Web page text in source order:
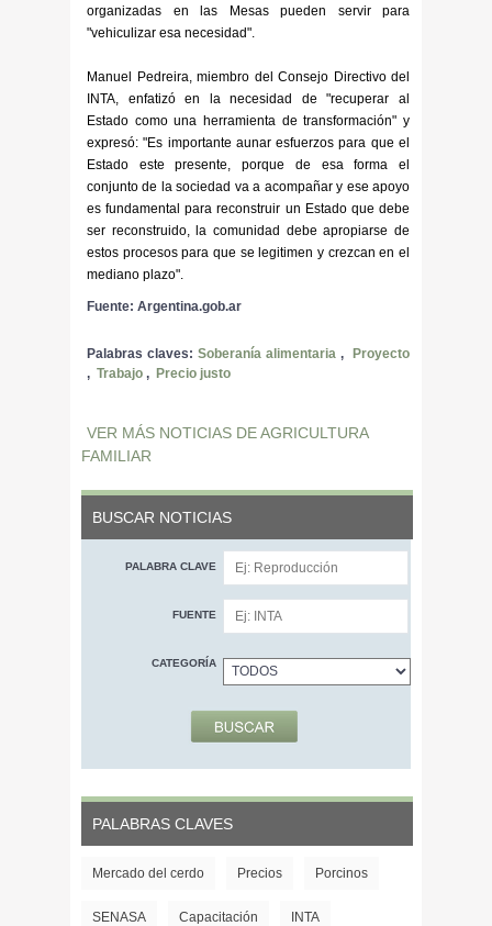
organizadas en las Mesas pueden servir para
"vehiculizar esa necesidad".
Manuel Pedreira, miembro del Consejo Directivo del
INTA, enfatizó en la necesidad de "recuperar al
Estado como una herramienta de transformación" y
expresó: "Es importante aunar esfuerzos para que el
Estado este presente, porque de esa forma el
conjunto de la sociedad va a acompañar y ese apoyo
es fundamental para reconstruir un Estado que debe
ser reconstruido, la comunidad debe apropiarse de
estos procesos para que se legitimen y crezcan en el
mediano plazo".
Fuente: Argentina.gob.ar
Palabras claves: Soberanía alimentaria , Proyecto
, Trabajo , Precio justo
VER MÁS NOTICIAS DE AGRICULTURA
FAMILIAR
BUSCAR NOTICIAS
PALABRA CLAVE
FUENTE
CATEGORÍA
PALABRAS CLAVES
Mercado del cerdo Precios Porcinos
SENASA Capacitación INTA